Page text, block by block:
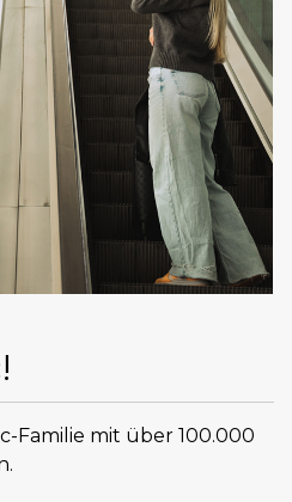
Familie mit über 100.000